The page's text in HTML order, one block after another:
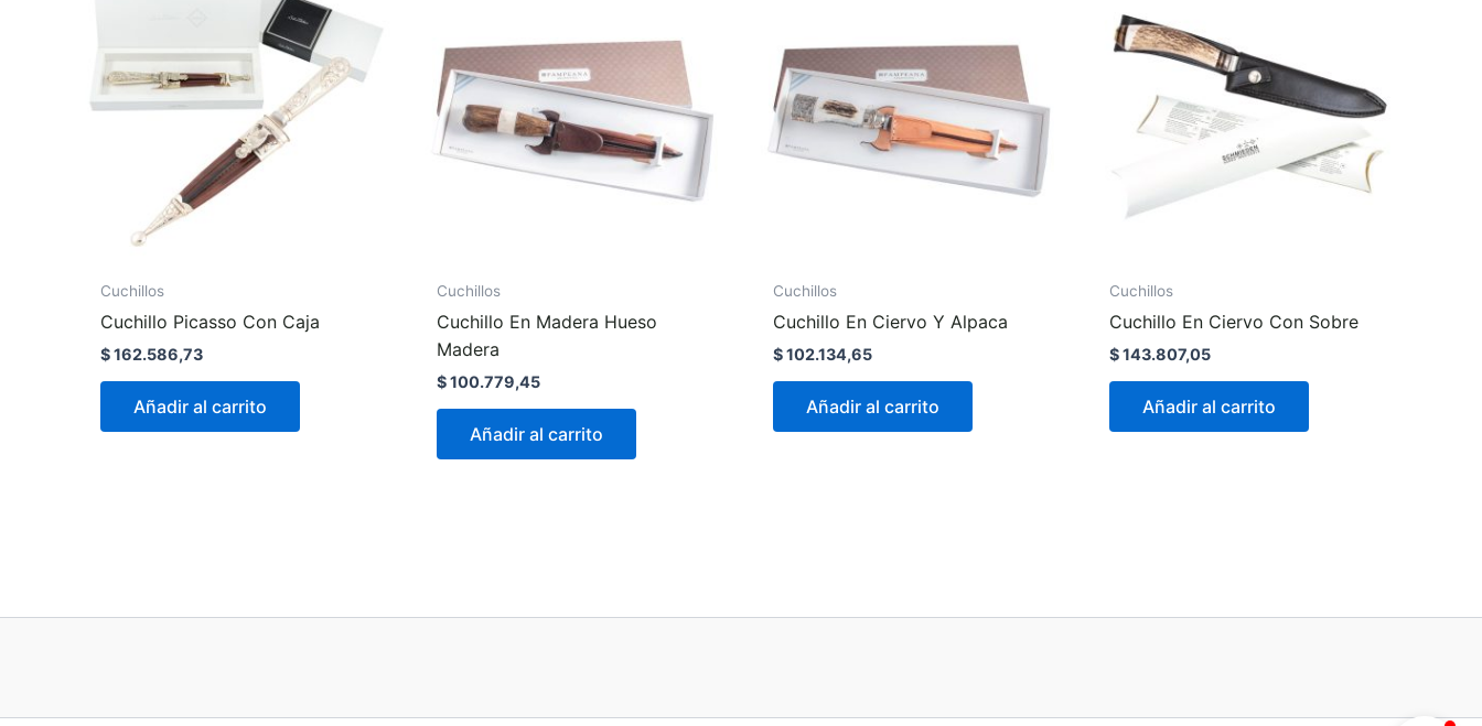
Cuchillos
Cuchillo Picasso Con Caja
$162.586,73
Añadir al carrito
Cuchillos
Cuchillo En Madera Hueso
Madera
$100.779,45
Añadir al carrito
Cuchillos
Cuchillo En Ciervo Y Alpaca
$102.134,65
Añadir al carrito
Cuchillos
Cuchillo En Ciervo Con Sobre
$143.807,05
Añadir al carrito